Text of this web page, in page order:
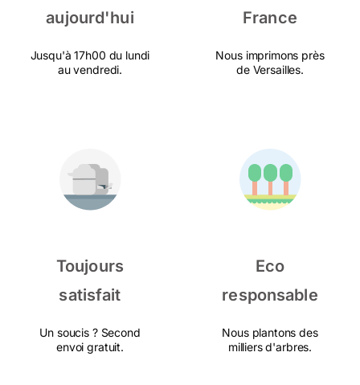
aujourd'hui
Jusqu'à 17h00 du lundi
au vendredi.
France
Nous imprimons près
de Versailles.
Toujours
satisfait
Un soucis ? Second
envoi gratuit.
Eco
responsable
Nous plantons des
milliers d'arbres.